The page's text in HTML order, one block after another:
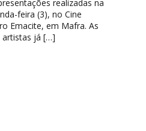
realizadas na
feira (3), no Cine
Emacite, em Mafra. As
artistas já […]